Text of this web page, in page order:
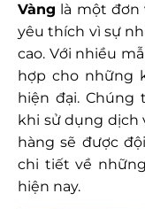
Vàng là một đơn
yêu thích vì sự
cao. Với nhiều
hợp cho những
hiện đại. Chúng
khi sử dụng dịch
hàng sẽ được
chi tiết về
hiện nay.